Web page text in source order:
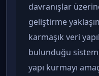
davranışlar
geliştirme
karmaşık veri
bulunduğu
yapı kurmayı